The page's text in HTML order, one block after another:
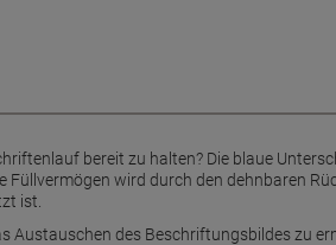
bereit zu halten? Die blaue
wird durch den dehnbaren
ist.
Austauschen des Beschriftungsbildes zu